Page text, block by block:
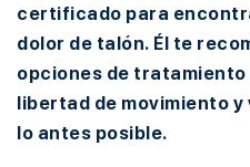
certificado para
dolor de talón. Él te
opciones de
libertad de movimiento
lo antes posible.